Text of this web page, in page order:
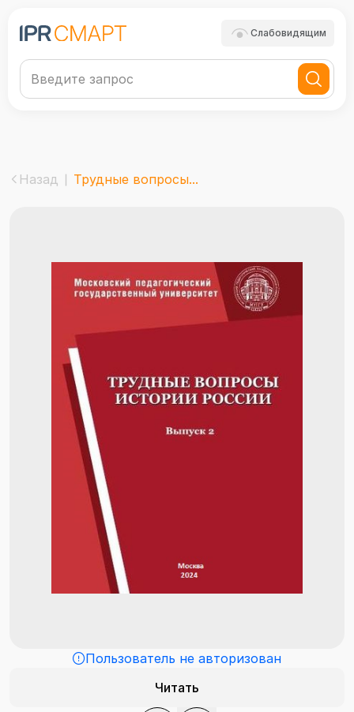
Слабовидящим
Назад Трудные вопросы...
Пользователь не авторизован
Читать